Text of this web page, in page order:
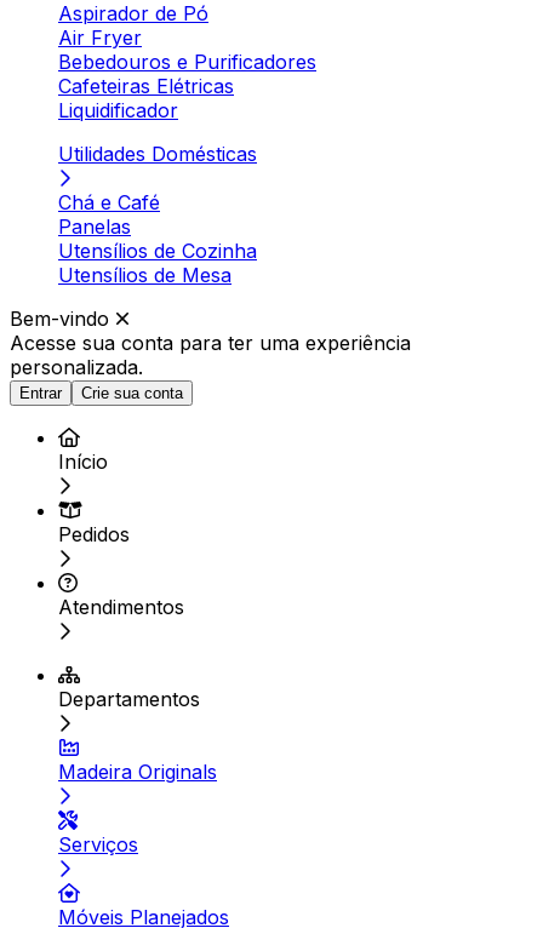
Aspirador de Pó
Air Fryer
Bebedouros e Purificadores
Cafeteiras Elétricas
Liquidificador
Utilidades Domésticas
Chá e Café
Panelas
Utensílios de Cozinha
Utensílios de Mesa
Bem-vindo
Acesse sua conta para ter uma experiência
personalizada.
Entrar Crie sua conta
Início
Pedidos
Atendimentos
Departamentos
Madeira Originals
Serviços
Móveis Planejados